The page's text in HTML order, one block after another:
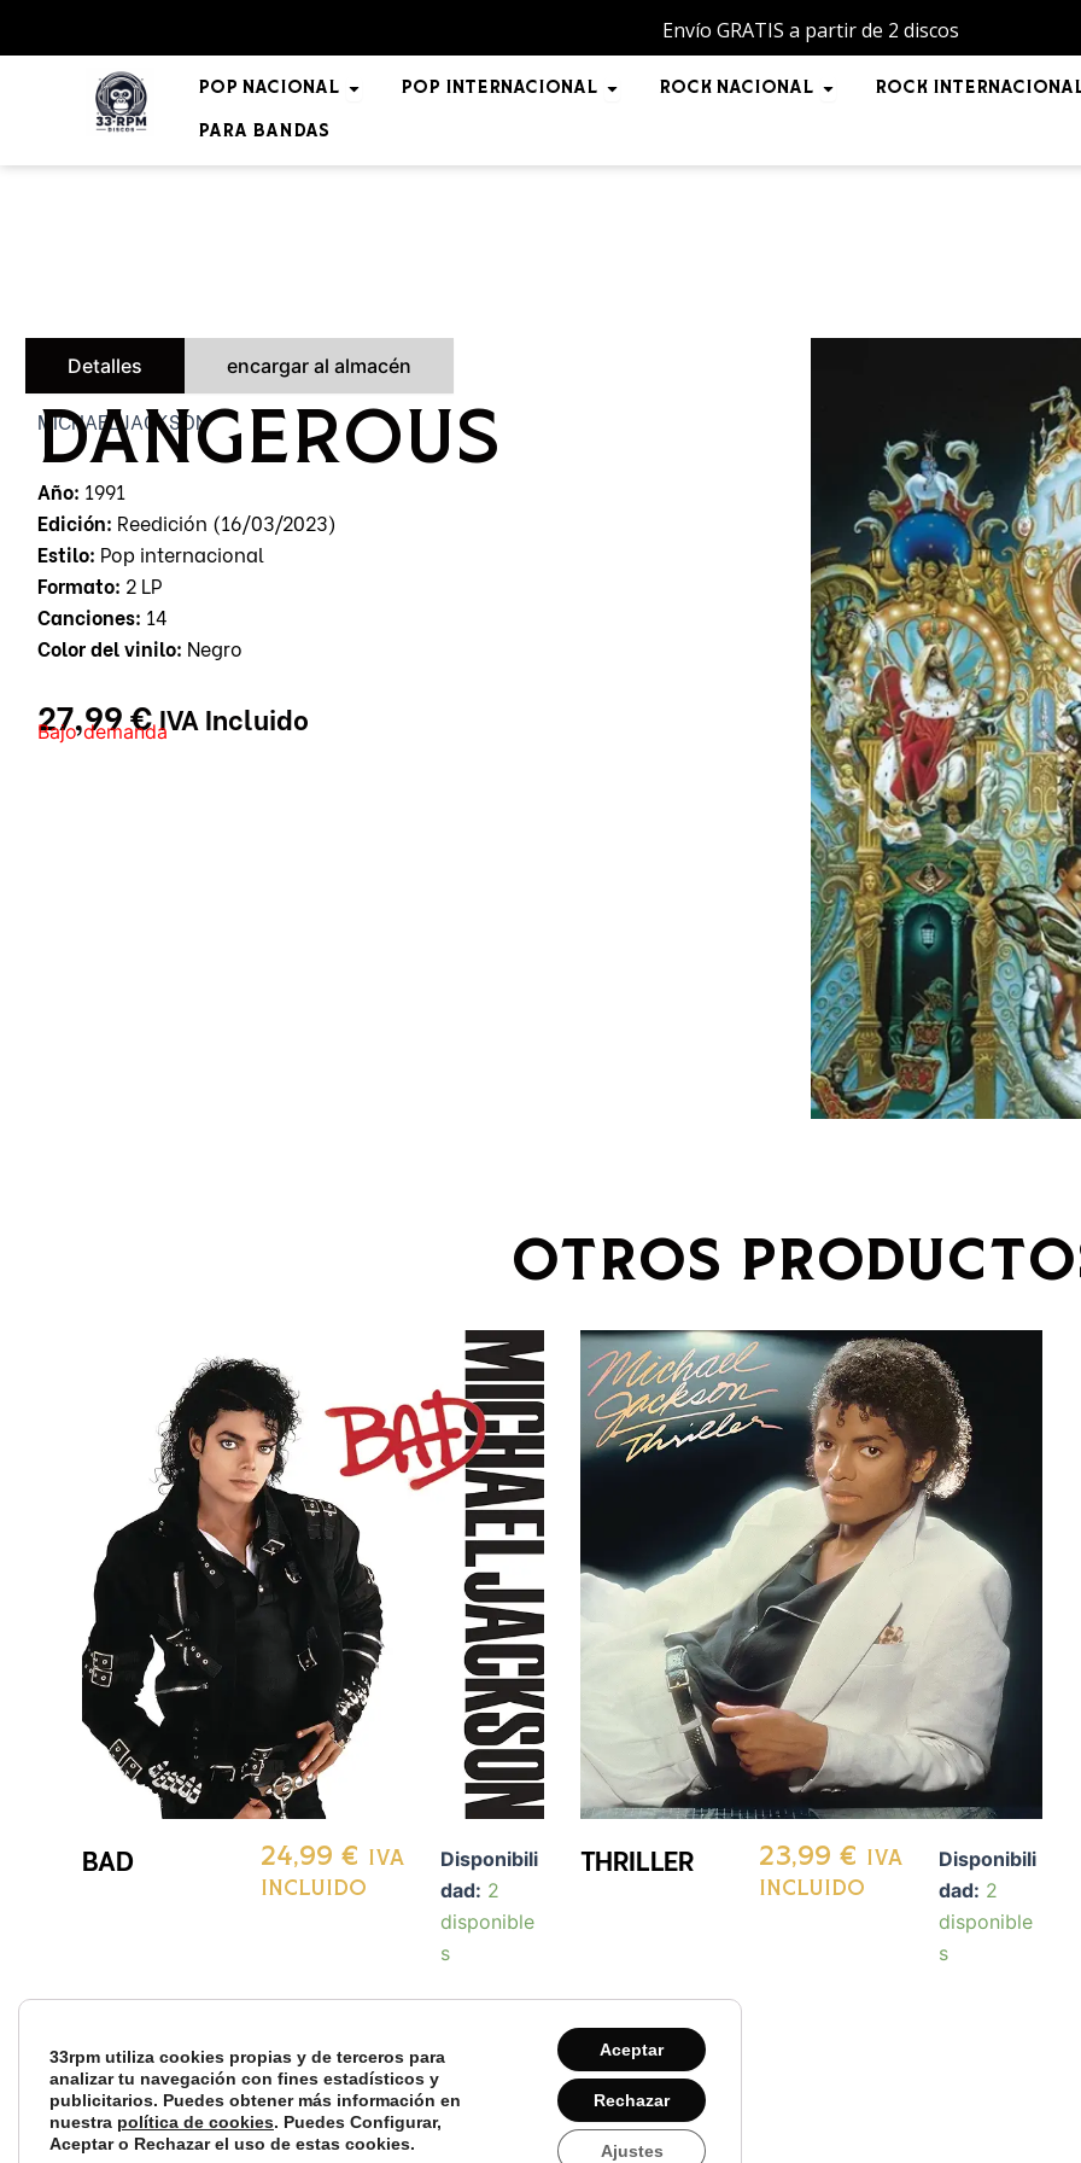
Envío GRATIS a partir de 2 discos
POP NACIONAL Open POP NACIONAL
POP INTERNACIONAL Open POP INTERNACIONAL
ROCK NACIONAL Open ROCK NACIONAL
ROCK
Para bandas
Detalles encargar al almacén
MICHAEL JACKSON
DANGEROUS
Año: 1991
Edición: Reedición (16/03/2023)
Estilo: Pop internacional
Formato: 2 LP
Canciones: 14
Color del vinilo: Negro
27,99€IVA Incluido
Bajo demanda
OTROS
BAD 24,99€
IVA
INCLUIDO
Disponibili
dad: 2
disponible
s
THRILLER 23,99€
IVA
INCLUIDO
Disponibili
dad: 2
disponible
s
33rpm utiliza cookies propias y de terceros para
analizar tu navegación con fines estadísticos y
publicitarios. Puedes obtener más información en
nuestra política de cookies. Puedes Configurar,
Aceptar o Rechazar el uso de estas cookies.
Aceptar
Rechazar
Ajustes